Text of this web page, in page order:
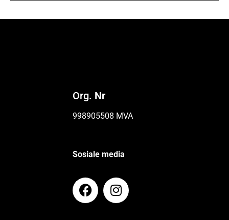
Org. Nr
998905508 MVA
Sosiale media